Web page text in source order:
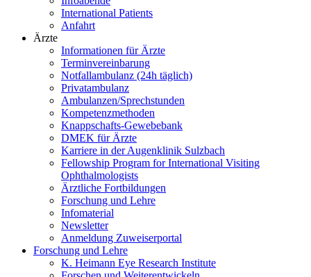
International Patients
Anfahrt
Ärzte
Informationen für Ärzte
Terminvereinbarung
Notfallambulanz (24h täglich)
Privatambulanz
Ambulanzen/Sprechstunden
Kompetenzmethoden
Knappschafts-Gewebebank
DMEK für Ärzte
Karriere in der Augenklinik Sulzbach
Fellowship Program for International Visiting
Ophthalmologists
Ärztliche Fortbildungen
Forschung und Lehre
Infomaterial
Newsletter
Anmeldung Zuweiserportal
Forschung und Lehre
K. Heimann Eye Research Institute